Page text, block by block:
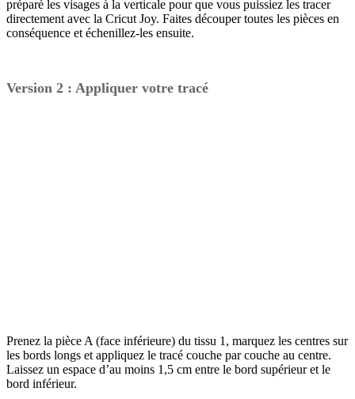
préparé les visages à la verticale pour que vous puissiez les tracer
directement avec la Cricut Joy. Faites découper toutes les pièces en
conséquence et échenillez-les ensuite.
Version 2 : Appliquer votre tracé
Prenez la pièce A (face inférieure) du tissu 1, marquez les centres sur
les bords longs et appliquez le tracé couche par couche au centre.
Laissez un espace d’au moins 1,5 cm entre le bord supérieur et le
bord inférieur.